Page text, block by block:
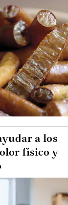
a los
físico y